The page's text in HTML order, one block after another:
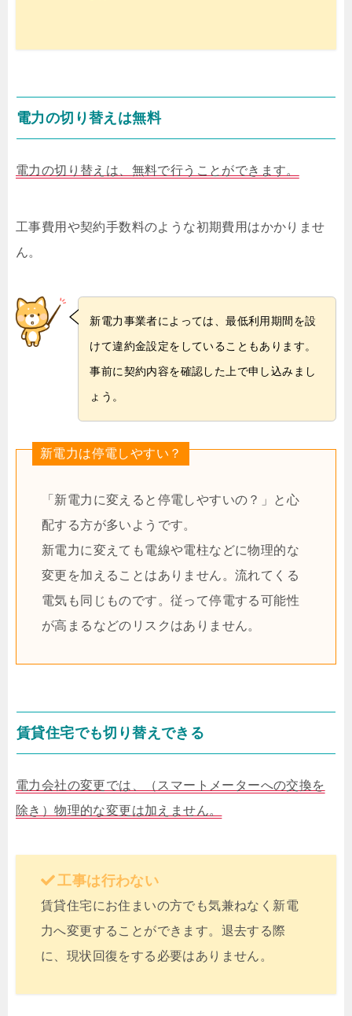
電力の切り替えは無料
電力の切り替えは、無料で行うことができます。
工事費用や契約手数料のような初期費用はかかりませ
ん。
新電力事業者によっては、最低利用期間を設
けて違約金設定をしていることもあります。
事前に契約内容を確認した上で申し込みまし
ょう。
新電力は停電しやすい？
「新電力に変えると停電しやすいの？」と心
配する方が多いようです。
新電力に変えても電線や電柱などに物理的な
変更を加えることはありません。流れてくる
電気も同じものです。従って停電する可能性
が高まるなどのリスクはありません。
賃貸住宅でも切り替えできる
電力会社の変更では、（スマートメーターへの交換を
除き）物理的な変更は加えません。
工事は行わない
賃貸住宅にお住まいの方でも気兼ねなく新電
力へ変更することができます。退去する際
に、現状回復をする必要はありません。